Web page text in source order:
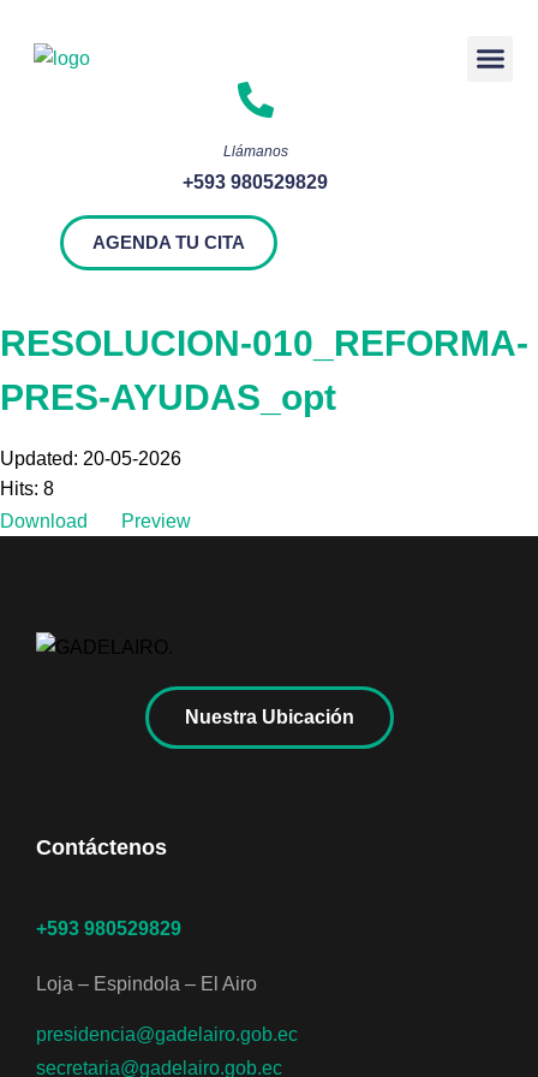
Llámanos
+593 980529829
AGENDA TU CITA
RESOLUCION-010_REFORMA-
PRES-AYUDAS_opt
Updated: 20-05-2026
Hits: 8
Download
Preview
Nuestra Ubicación
Contáctenos
+593 980529829
Loja – Espindola – El Airo
presidencia@gadelairo.gob.ec
secretaria@gadelairo.gob.ec